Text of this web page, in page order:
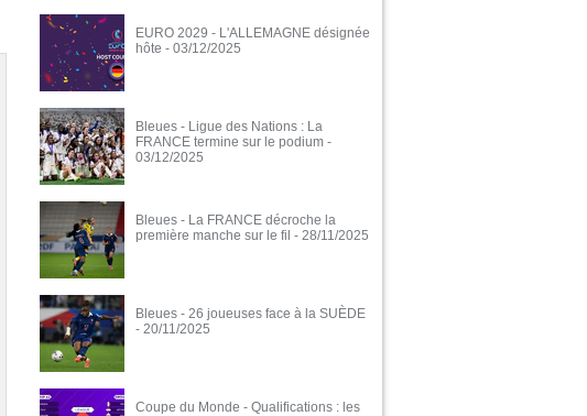
EURO 2029 - L'ALLEMAGNE désignée
hôte - 03/12/2025
Bleues - Ligue des Nations : La
FRANCE termine sur le podium -
03/12/2025
Bleues - La FRANCE décroche la
première manche sur le fil - 28/11/2025
Bleues - 26 joueuses face à la SUÈDE
- 20/11/2025
Coupe du Monde - Qualifications : les